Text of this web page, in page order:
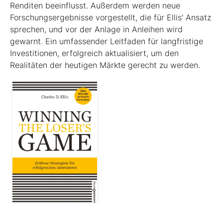
Renditen beeinflusst. Außerdem werden neue
Forschungsergebnisse vorgestellt, die für Ellis’ Ansatz
sprechen, und vor der Anlage in Anleihen wird
gewarnt. Ein umfassender Leitfaden für langfristige
Investitionen, erfolgreich aktualisiert, um den
Realitäten der heutigen Märkte gerecht zu werden.